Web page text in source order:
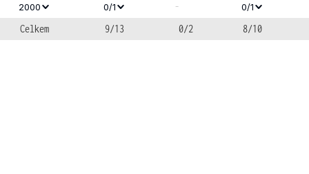
2000 0/1 - 0/1
Celkem 9/13 0/2 8/10